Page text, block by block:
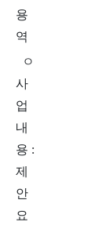
용
역
ㅇ
사
업
내
용 :
제
안
요